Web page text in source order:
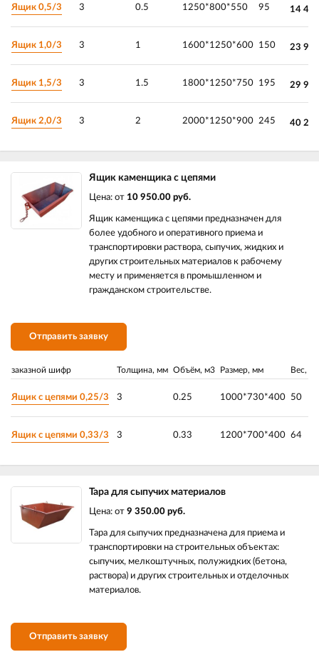
Ящик 0,5/3 3 0.5 1250*800*550 95 14
Ящик 1,0/3 3 1 1600*1250*600 150 23
Ящик 1,5/3 3 1.5 1800*1250*750 195 29
Ящик 2,0/3 3 2 2000*1250*900 245 40
Ящик каменщика с цепями
Цена: от 10 950.00 руб.
Ящик каменщика с цепями предназначен для
более удобного и оперативного приема и
транспортировки раствора, сыпучих, жидких и
других строительных материалов к рабочему
месту и применяется в промышленном и
гражданском строительстве.
Отправить заявку
заказной шифр Толщина, мм Объём, м3 Размер, мм Вес, кг
Ящик с цепями 0,25/3 3 0.25 1000*730*400 50
Ящик с цепями 0,33/3 3 0.33 1200*700*400 64
Тара для сыпучих материалов
Цена: от 9 350.00 руб.
Тара для сыпучих предназначена для приема и
транспортировки на строительных объектах:
сыпучих, мелкоштучных, полужидких (бетона,
раствора) и других строительных и отделочных
материалов.
Отправить заявку